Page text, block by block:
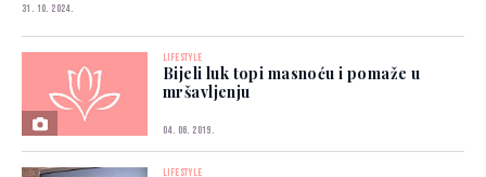
31. 10. 2024.
LIFESTYLE
Bijeli luk topi masnoću i pomaže u
mršavljenju
04. 06. 2019.
LIFESTYLE